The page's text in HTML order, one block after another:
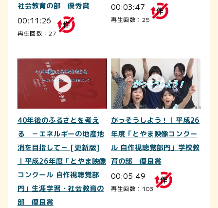
社会教育の部 優秀賞
00:11:26
再生回数：27
00:03:47
再生回数：25
40年後のふるさとを考え
る －エネルギーの地産地
消を目指して－ [更新版]
｜平成26年度「とやま映像
コンクール 自作視聴覚部
門」生涯学習・社会教育の
部 優良賞
がっそうしよう！｜平成26
年度「とやま映像コンクー
ル 自作視聴覚部門」学校教
育の部 優良賞
00:05:49
再生回数：103